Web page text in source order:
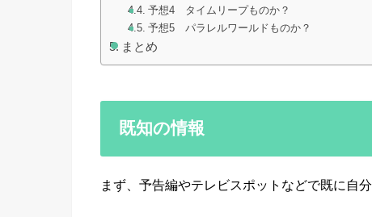
予想4 タイムリープものか？
予想5 パラレルワールドものか？
まとめ
既知の情報
まず、予告編やテレビスポットなどで既に自